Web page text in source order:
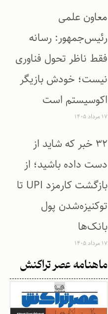
معاون علمی
رئیس‌جمهور: رسانه
فقط ناظر تحول فناوری
نیست؛ خودش بازیگر
اکوسیستم است
۱۷ مرداد ۱۴۰۵
۳۲ خبر که شاید از
دست داده باشید؛ از
بازگشت کارمزد UPI تا
توکنیزه‌شدن پول
بانک‌ها
۱۷ مرداد ۱۴۰۵
ماهنامه عصر تراکنش